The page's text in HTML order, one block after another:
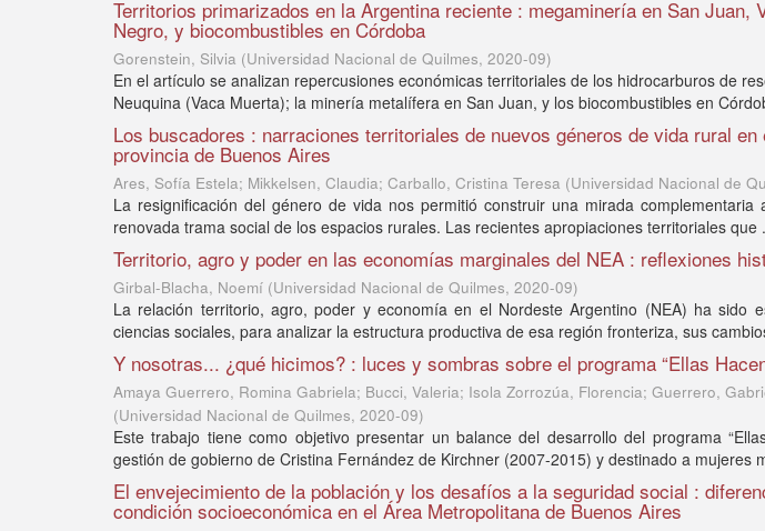
Territorios primarizados en la Argentina reciente : megaminería en San Juan,
Negro, y biocombustibles en Córdoba
Gorenstein, Silvia (Universidad Nacional de Quilmes, 2020-09)
En el artículo se analizan repercusiones económicas territoriales de los hidrocarburos de
Neuquina (Vaca Muerta); la minería metalífera en San Juan, y los biocombustibles en
Los buscadores : narraciones territoriales de nuevos géneros de vida rural
provincia de Buenos Aires
Ares, Sofía Estela; Mikkelsen, Claudia; Carballo, Cristina Teresa (Universidad Nacional de
La resignificación del género de vida nos permitió construir una mirada
renovada trama social de los espacios rurales. Las recientes apropiaciones territoriales que
Territorio, agro y poder en las economías marginales del NEA : reflexiones
Girbal-Blacha, Noemí (Universidad Nacional de Quilmes, 2020-09)
La relación territorio, agro, poder y economía en el Nordeste Argentino (NEA) ha sido
ciencias sociales, para analizar la estructura productiva de esa región fronteriza, sus
Y nosotras... ¿qué hicimos? : luces y sombras sobre el programa “Ellas
Amaya Guerrero, Romina Gabriela; Bucci, Valeria; Isola Zorrozúa, Florencia; Guerrero,
(Universidad Nacional de Quilmes, 2020-09)
Este trabajo tiene como objetivo presentar un balance del desarrollo del programa
gestión de gobierno de Cristina Fernández de Kirchner (2007-2015) y destinado a mujeres
El envejecimiento de la población y los desafíos a la seguridad social :
condición socioeconómica en el Área Metropolitana de Buenos Aires